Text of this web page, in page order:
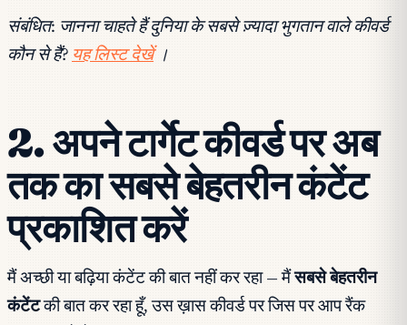
संबंधित: जानना चाहते हैं दुनिया के सबसे ज़्यादा भुगतान वाले कीवर्ड
कौन से हैं? यह लिस्ट देखें ।
2. अपने टार्गेट कीवर्ड पर अब
तक का सबसे बेहतरीन कंटेंट
प्रकाशित करें
मैं अच्छी या बढ़िया कंटेंट की बात नहीं कर रहा — मैंसबसे बेहतरीन
कंटेंटकी बात कर रहा हूँ, उस ख़ास कीवर्ड पर जिस पर आप रैंक